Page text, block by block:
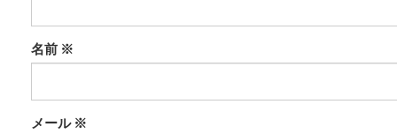
名前 ※
メール ※